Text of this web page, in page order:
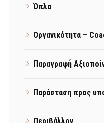
Όπλα
Οργανικότητα –
Παραγραφή
Παράσταση προς